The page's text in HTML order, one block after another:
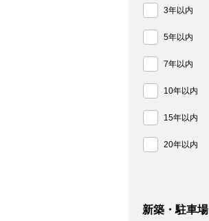
3年以内
5年以内
7年以内
10年以内
15年以内
20年以内
新築・駐車場